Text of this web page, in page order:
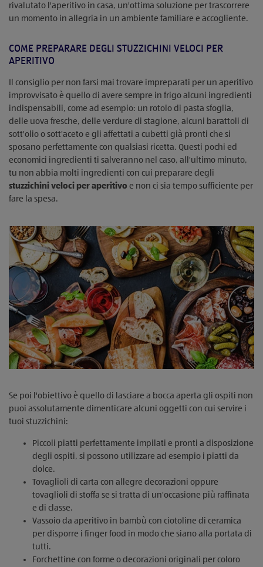
rivalutato l'aperitivo in casa, un'ottima soluzione per trascorrere
un momento in allegria in un ambiente familiare e accogliente.
COME PREPARARE DEGLI STUZZICHINI VELOCI PER
APERITIVO
Il consiglio per non farsi mai trovare impreparati per un aperitivo
improvvisato è quello di avere sempre in frigo alcuni ingredienti
indispensabili, come ad esempio: un rotolo di pasta sfoglia,
delle uova fresche, delle verdure di stagione, alcuni barattoli di
sott'olio o sott'aceto e gli affettati a cubetti già pronti che si
sposano perfettamente con qualsiasi ricetta. Questi pochi ed
economici ingredienti ti salveranno nel caso, all'ultimo minuto,
tu non abbia molti ingredienti con cui preparare degli
stuzzichini veloci per aperitivo e non ci sia tempo sufficiente per
fare la spesa.
Se poi l'obiettivo è quello di lasciare a bocca aperta gli ospiti non
puoi assolutamente dimenticare alcuni oggetti con cui servire i
tuoi stuzzichini:
Piccoli piatti perfettamente impilati e pronti a disposizione
degli ospiti, si possono utilizzare ad esempio i piatti da
dolce.
Tovaglioli di carta con allegre decorazioni oppure
tovaglioli di stoffa se si tratta di un'occasione più raffinata
e di classe.
Vassoio da aperitivo in bambù con ciotoline di ceramica
per disporre i finger food in modo che siano alla portata di
tutti.
Forchettine con forme o decorazioni originali per coloro